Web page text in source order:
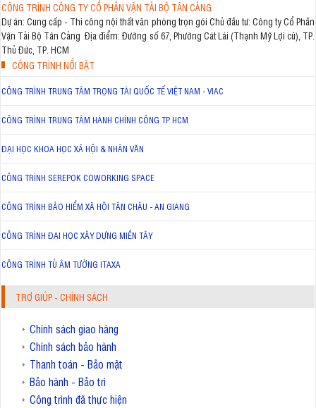
CÔNG TRÌNH CÔNG TY CỔ PHẦN VẬN TẢI BỘ TÂN CẢNG
Dự án: Cung cấp - Thi công nội thất văn phòng trọn gói Chủ đầu tư: Công ty Cổ Phần
Vận Tải Bộ Tân Cảng Địa điểm: Đường số 67, Phường Cát Lái (Thạnh Mỹ Lợi cũ), TP.
Thủ Đức, TP. HCM
CÔNG TRÌNH NỔI BẬT
CÔNG TRÌNH TRUNG TÂM TRỌNG TÀI QUỐC TẾ VIỆT NAM - VIAC
CÔNG TRÌNH TRUNG TÂM HÀNH CHÍNH CÔNG TP.HCM
ĐẠI HỌC KHOA HỌC XÃ HỘI & NHÂN VĂN
CÔNG TRÌNH SEREPOK COWORKING SPACE
CÔNG TRÌNH BẢO HIỂM XÃ HỘI TÂN CHÂU - AN GIANG
CÔNG TRÌNH ĐẠI HỌC XÂY DỰNG MIỀN TÂY
CÔNG TRÌNH TỦ ÂM TƯỜNG ITAXA
TRỢ GIÚP - CHÍNH SÁCH
Chính sách giao hàng
Chính sách bảo hành
Thanh toán - Bảo mật
Bảo hành - Bảo trì
Công trình đã thực hiện